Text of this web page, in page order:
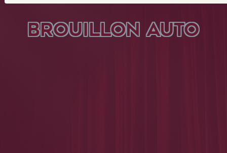
BROUILLON AUTO